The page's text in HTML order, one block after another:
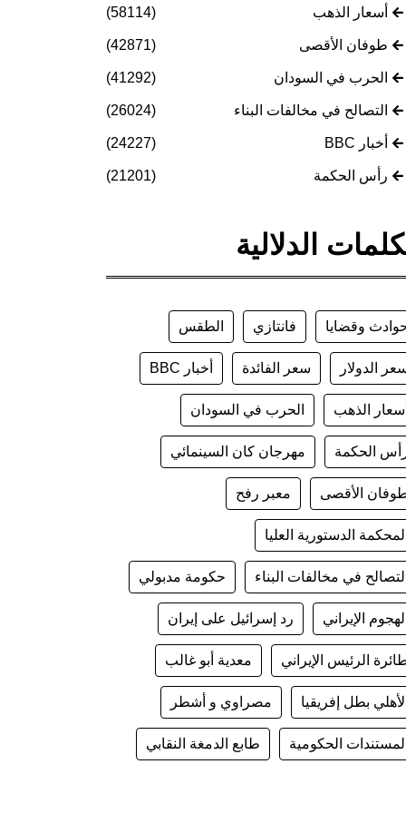
أسعار الذهب (58114)
طوفان الأقصى (42871)
الحرب في السودان (41292)
التصالح في مخالفات البناء (26024)
أخبار BBC (24227)
رأس الحكمة (21201)
الدلالية
وقضايا فانتازي الطقس
الدولار سعر الفائدة أخبار BBC
أسعار الذهب الحرب في السودان
الحكمة مهرجان كان السينمائي
الأقصى معبر رفح
المحكمة الدستورية العليا
التصالح في مخالفات البناء حكومة مدبولي
الهجوم الإيراني رد إسرائيل على إيران
الرئيس الإيراني معدية أبو غالب
الأهلي بطل إفريقيا مصراوي و أشطر
المستندات الحكومية طابع الدمغة النقابي